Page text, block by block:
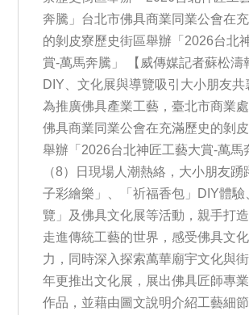
奔騰」台北市佛具商業同業公會在
的剝皮寮歷史街區舉辦「2026台北
賞-萬馬奔騰」 【威傳媒記者蘇松濤
DIY、文化展與導覽吸引大小朋
為推廣佛具產業工藝，臺北市商業
佛具商業同業公會在充滿歷史的剝
舉辦「2026台北神匠工藝大賞-萬馬
（8）日現場人潮熱絡，大小朋友踴
子彩繪樂」、「祈福香包」DIY體驗
覽」及佛具文化展等活動，親手打造
走進傳統工藝的世界，感受佛具文
力，同時深入探索萬華廟宇文化與
年更推出文化展，展出佛具匠師專
作品，並藉由圖文說明介紹工藝細